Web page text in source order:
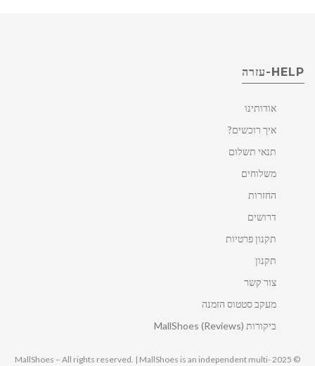
HELP-עזרה
אודותינו
איך רוכשים?
תנאי תשלום
משלוחים
החזרות
דרושים
תקנון פרטיות
תקנון
צור קשר
מעקב סטטוס הזמנה
ביקורות MallShoes (Reviews)
© 2025 MallShoes – All rights reserved. | MallShoes is an independent multi-